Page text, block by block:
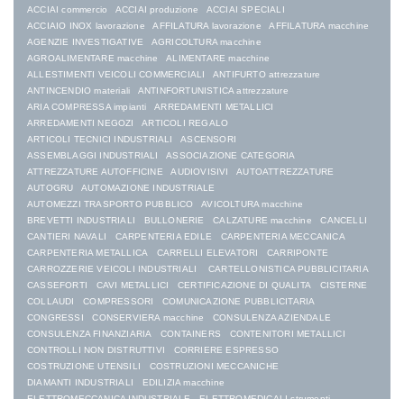
ACCIAI commercio
ACCIAI produzione
ACCIAI SPECIALI
ACCIAIO INOX lavorazione
AFFILATURA lavorazione
AFFILATURA macchine
AGENZIE INVESTIGATIVE
AGRICOLTURA macchine
AGROALIMENTARE macchine
ALIMENTARE macchine
ALLESTIMENTI VEICOLI COMMERCIALI
ANTIFURTO attrezzature
ANTINCENDIO materiali
ANTINFORTUNISTICA attrezzature
ARIA COMPRESSA impianti
ARREDAMENTI METALLICI
ARREDAMENTI NEGOZI
ARTICOLI REGALO
ARTICOLI TECNICI INDUSTRIALI
ASCENSORI
ASSEMBLAGGI INDUSTRIALI
ASSOCIAZIONE CATEGORIA
ATTREZZATURE AUTOFFICINE
AUDIOVISIVI
AUTOATTREZZATURE
AUTOGRU
AUTOMAZIONE INDUSTRIALE
AUTOMEZZI TRASPORTO PUBBLICO
AVICOLTURA macchine
BREVETTI INDUSTRIALI
BULLONERIE CALZATURE macchine
CANCELLI
CANTIERI NAVALI
CARPENTERIA EDILE
CARPENTERIA MECCANICA
CARPENTERIA METALLICA
CARRELLI ELEVATORI
CARRIPONTE
CARROZZERIE VEICOLI INDUSTRIALI
CARTELLONISTICA PUBBLICITARIA
CASSEFORTI
CAVI METALLICI CERTIFICAZIONE DI QUALITA
CISTERNE
COLLAUDI
COMPRESSORI
COMUNICAZIONE PUBBLICITARIA
CONGRESSI
CONSERVIERA macchine
CONSULENZA AZIENDALE
CONSULENZA FINANZIARIA
CONTAINERS
CONTENITORI METALLICI
CONTROLLI NON DISTRUTTIVI
CORRIERE ESPRESSO
COSTRUZIONE UTENSILI
COSTRUZIONI MECCANICHE
DIAMANTI INDUSTRIALI
EDILIZIA macchine